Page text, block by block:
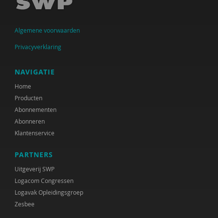
Peter Dijkstra
Sietske Dijkstra, Hameeda Lakho en Kirsten
Linda Duvekot
Miriam Ekelschot
Monique Engelbertink
Maarten Faas
Angelique Friderich
Algemene voorwaarden
Privacyverklaring
NAVIGATIE
Home
Producten
Abonnementen
Abonneren
Klantenservice
PARTNERS
Uitgeverij SWP
Logacom Congressen
Logavak Opleidingsgroep
Zesbee